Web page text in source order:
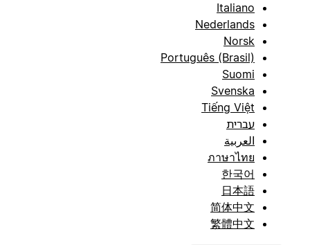
Italiano
Nederlands
Norsk
Português (Brasil)
Suomi
Svenska
Tiếng Việt
עברית
العربية
ภาษาไทย
한국어
日本語
简体中文
繁體中文